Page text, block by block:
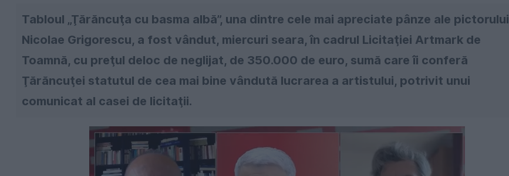
Tabloul „Ţărăncuţa cu basma albă”, una dintre cele mai apreciate pânze ale pictorului
Nicolae Grigorescu, a fost vândut, miercuri seara, în cadrul Licitaţiei Artmark de
Toamnă, cu preţul deloc de neglijat, de 350.000 de euro, sumă care îi conferă
Ţărăncuţei statutul de cea mai bine vândută lucrarea a artistului, potrivit unui
comunicat al casei de licitaţii.